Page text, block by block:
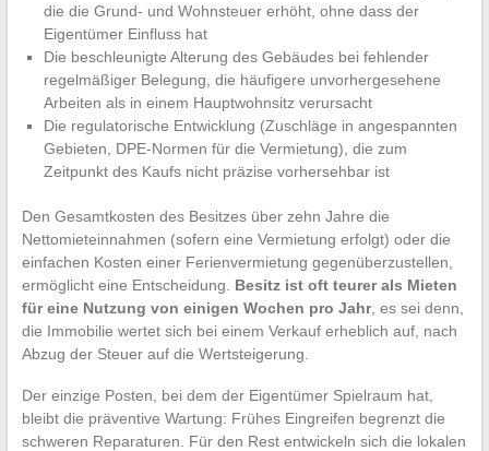
die die Grund- und Wohnsteuer erhöht, ohne dass der
Eigentümer Einfluss hat
Die beschleunigte Alterung des Gebäudes bei fehlender
regelmäßiger Belegung, die häufigere unvorhergesehene
Arbeiten als in einem Hauptwohnsitz verursacht
Die regulatorische Entwicklung (Zuschläge in angespannten
Gebieten, DPE-Normen für die Vermietung), die zum
Zeitpunkt des Kaufs nicht präzise vorhersehbar ist
Den Gesamtkosten des Besitzes über zehn Jahre die
Nettomieteinnahmen (sofern eine Vermietung erfolgt) oder die
einfachen Kosten einer Ferienvermietung gegenüberzustellen,
ermöglicht eine Entscheidung. Besitz ist oft teurer als Mieten
für eine Nutzung von einigen Wochen pro Jahr, es sei denn,
die Immobilie wertet sich bei einem Verkauf erheblich auf, nach
Abzug der Steuer auf die Wertsteigerung.
Der einzige Posten, bei dem der Eigentümer Spielraum hat,
bleibt die präventive Wartung: Frühes Eingreifen begrenzt die
schweren Reparaturen. Für den Rest entwickeln sich die lokalen